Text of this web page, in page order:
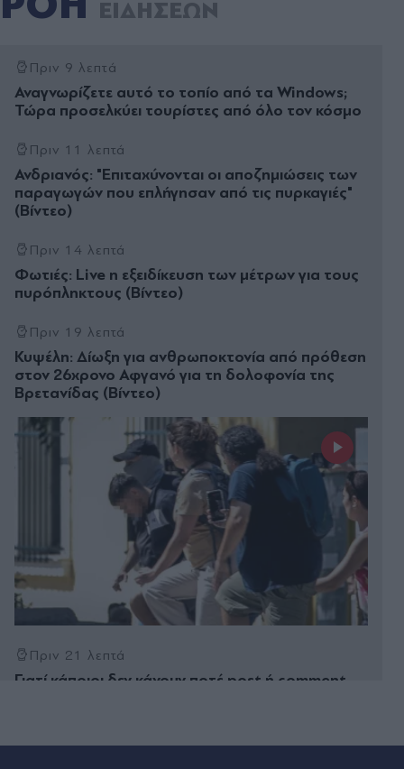
ΕΙΔΗΣΕΩΝ
Πριν 9 λεπτά
Αναγνωρίζετε αυτό το τοπίο από τα Windows;
Τώρα προσελκύει τουρίστες από όλο τον κόσμο
Πριν 11 λεπτά
Ανδριανός: "Επιταχύνονται οι αποζημιώσεις των
παραγωγών που επλήγησαν από τις πυρκαγιές"
(Βίντεο)
Πριν 14 λεπτά
Φωτιές: Live η εξειδίκευση των μέτρων για τους
πυρόπληκτους (Βίντεο)
Πριν 19 λεπτά
Κυψέλη: Δίωξη για ανθρωποκτονία από πρόθεση
στον 26χρονο Αφγανό για τη δολοφονία της
Βρετανίδας (Βίντεο)
Πριν 21 λεπτά
Γιατί κάποιοι δεν κάνουν ποτέ post ή comment